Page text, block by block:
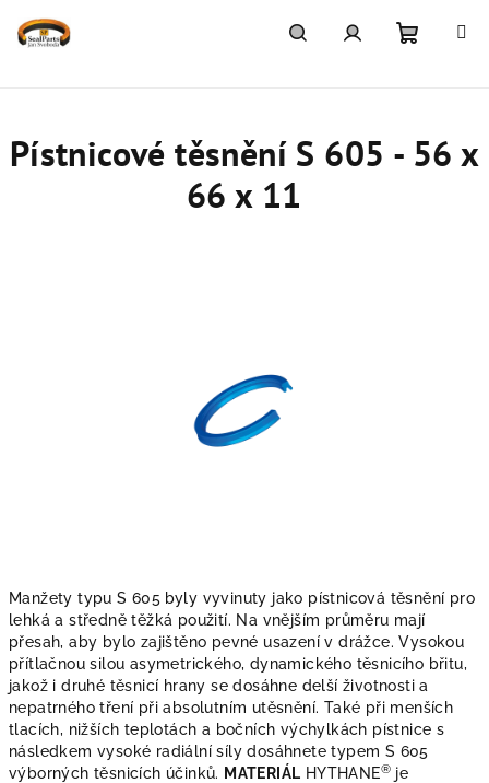
Manžety typu S 605 byly vyvinuty jako pístnicová těsnění pro
lehká a středně těžká použití. Na vnějším průměru mají
přesah, aby bylo zajištěno pevné usazení v drážce. Vysokou
přítlačnou silou asymetrického, dynamického těsnicího břitu,
jakož i druhé těsnicí hrany se dosáhne delší životnosti a
nepatrného tření při absolutním utěsnění. Také při menších
tlacích, nižších teplotách a bočních výchylkách pístnice s
následkem vysoké radiální síly dosáhnete typem S 605
výborných těsnicích účinků. MATERIÁL HYTHANE® je
Pístnicové těsnění S 605 - 56 x
66 x 11